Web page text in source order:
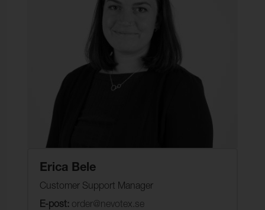
Erica Bele
Customer Support Manager
E-post: order@nevotex.se